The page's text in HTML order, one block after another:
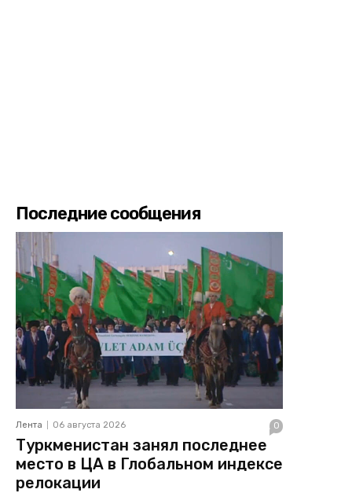
Последние сообщения
Лента 06 августа 2026 0
Туркменистан занял последнее
место в ЦА в Глобальном индексе
релокации